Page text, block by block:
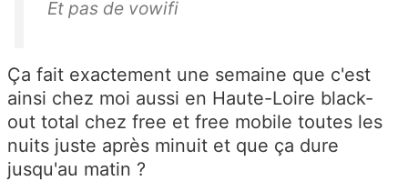
Et pas de vowifi
Ça fait exactement une semaine que c'est
ainsi chez moi aussi en Haute-Loire black-
out total chez free et free mobile toutes les
nuits juste après minuit et que ça dure
jusqu'au matin ?